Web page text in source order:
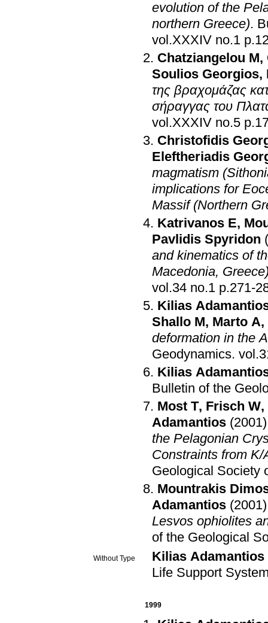
evolution of the
northern Greece).
Chatziangelou M,
Soulios Georgios,
της βραχομάζας
σήραγγας του
Christofidis
Eleftheriadis
magmatism
implications for
Massif (Northern
Katrivanos E,
Pavlidis Spyridon
and kinematics of
Macedonia,
vol.34 no.1 p.271-
Kilias
Shallo M, Marto A,
deformation in the
Geodynamics.
Kilias
Bulletin of the
Most T, Frisch W,
Adamantios (2001)
the Pelagonian
Constraints from
Geological Society
Mountrakis
Adamantios (2001)
Lesvos ophiolites
of the Geological
Without Type
Kilias Adamantios
Life Support
1999